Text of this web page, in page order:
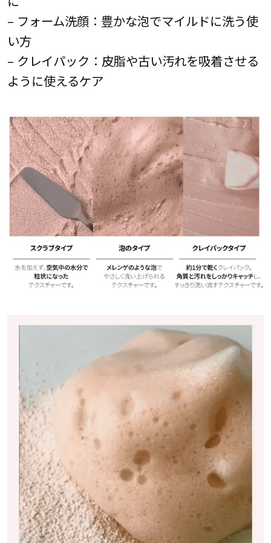
– フォーム洗顔：豊かな泡でマイルドに洗う使
い方
– クレイパック：皮脂や古い汚れを吸着させる
ように使えるケア